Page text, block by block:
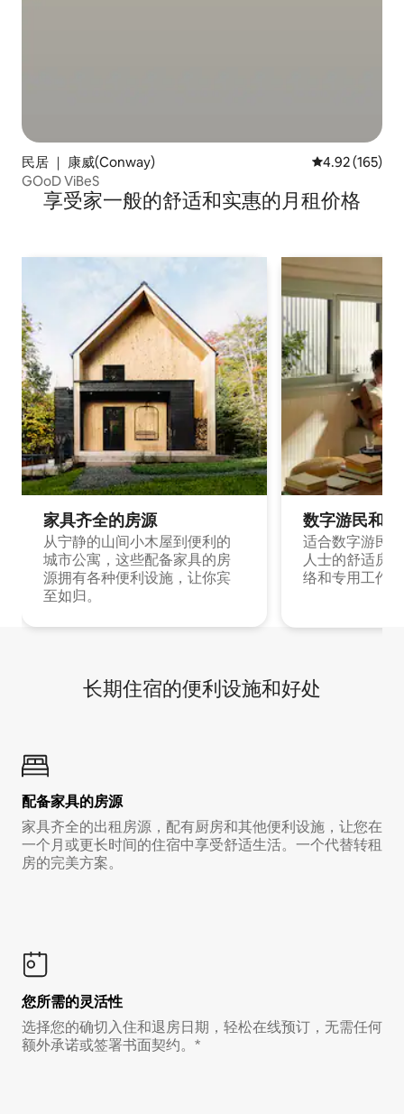
民居 ｜ 康威(Conway) 平均评分 4.92
4.92 (165)
GOoD ViBeS
享受家一般的舒适和实惠的月租价格
家具齐全的房源
从宁静的山间小木屋到便利的
城市公寓，这些配备家具的房
源拥有各种便利设施，让你宾
至如归。
数字游民和
适合数字游民
人士的舒适房
络和专用工作
长期住宿的便利设施和好处
配备家具的房源
家具齐全的出租房源，配有厨房和其他便利设施，让您在
一个月或更长时间的住宿中享受舒适生活。一个代替转租
房的完美方案。
您所需的灵活性
选择您的确切入住和退房日期，轻松在线预订，无需任何
额外承诺或签署书面契约。*